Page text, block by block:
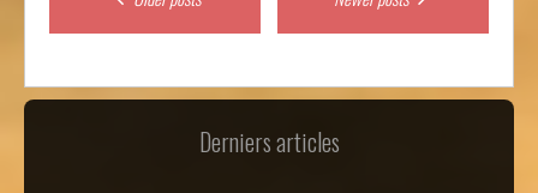
navigation
Derniers articles